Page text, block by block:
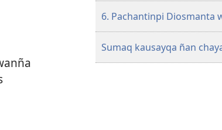
6. Pachantinpi Diosmanta
Sumaq kausayqa ñan